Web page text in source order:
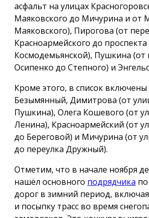
асфальт на улицах
Маяковского до Мичурина и от
Маяковского), Пирогова (от
Красноармейского до проспекта
Космодемьянской), Пушкина (от
Осипенко до Степного) и
Кроме этого, в список включены
Безымянный, Димитрова (от
Пушкина), Олега Кошевого (от
Ленина), Красноармейский (от
до Береговой) и Мичурина (от
до переулка Дружный).
Отметим, что в начале ноября
нашёл основного подрядчика
дорог в зимний период, включая
и посыпку трасс во время